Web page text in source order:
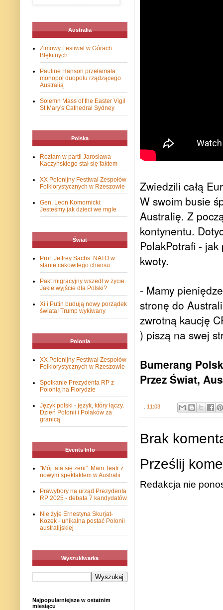
Zwiedzili całą
W swoim busie
Australię. Z
kontynentu.
PolakPotrafi -
kwoty.
- Mamy
stronę do
zwrotną kaucję
) piszą na swej
Bumerang
Przez Świat,
. 11:03
Brak
Prześlij
Redakcja nie
Australia
Zimowy Festiwal w Górach
Błękitnych
Pauline Hanson przełamała
monopol duopolu rządzącego
Australią
Solemn Mass of the Easter Vigil
St Mary's Cathedral Sydney
Polska
Rozłam w partii Jarosława
Kaczyńskiego stał się faktem
XX Polonijny Festiwal Zespołów
Folklorystycznych w Rzeszowie
Gen. Leon Komornicki:
Jesteśmy jak dzieci we mgle
Świat
Prof. Jeffrey Sachs: NATO w
stanie cakowitego chaosu
Pakt migracyjny wszedł w życie.
Jakie wyjście dla Polski?
Xi i Putin budują nowy porządek
świata! Trump wykiwany
Polonia
XX Polonijny Festiwal Zespołów
Folklorystycznych w Rzeszowie
Spotkanie Prezydenta RP z
Polonią na Florydzie
Język polski - język, który łączy.
Dzień Polonii i Polaków za
granicą
Events Info
"Mój tata się żeni". Mam Teatr z
nowym spektaklem w Australii
Prawybory na urząd Prezydenta
RP 2025 - debata 7 kandydatów
Nie żyje Ernestyna Skurjat-
Kozek - unikalna postać Polonii
australijskiej
Wyszukiwarka
Najpopularniejsze w ostatnim
miesiącu